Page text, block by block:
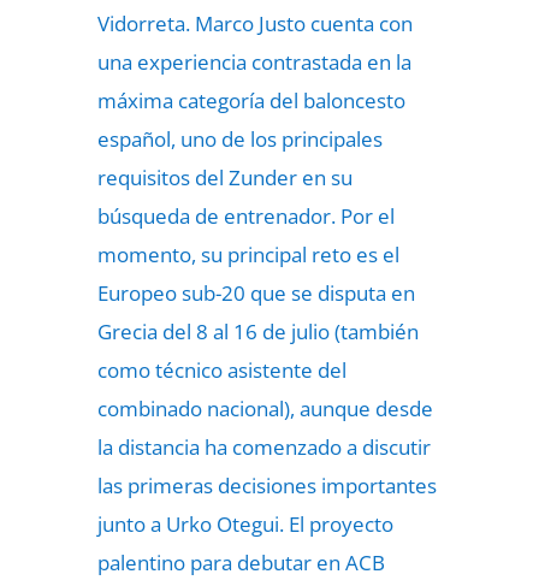
Vidorreta. Marco Justo cuenta con
una experiencia contrastada en la
máxima categoría del baloncesto
español, uno de los principales
requisitos del Zunder en su
búsqueda de entrenador. Por el
momento, su principal reto es el
Europeo sub-20 que se disputa en
Grecia del 8 al 16 de julio (también
como técnico asistente del
combinado nacional), aunque desde
la distancia ha comenzado a discutir
las primeras decisiones importantes
junto a Urko Otegui. El proyecto
palentino para debutar en ACB